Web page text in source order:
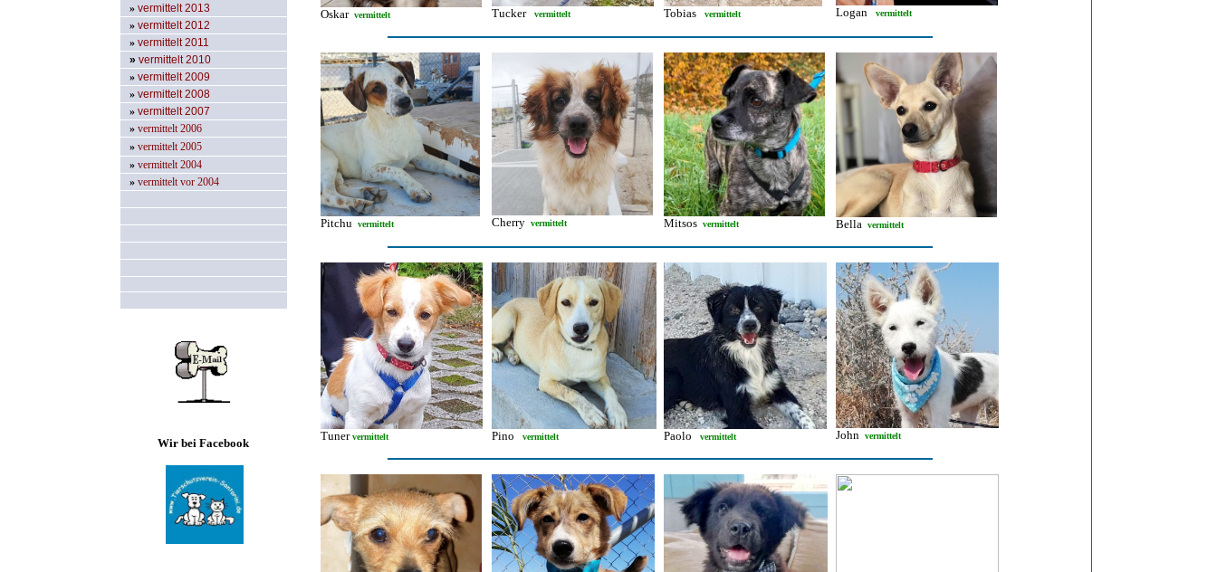
» vermittelt 2013
» vermittelt 2012
» vermittelt 2011
» vermittelt 2010
» vermittelt 2009
» vermittelt 2008
» vermittelt 2007
» vermittelt 2006
» vermittelt 2005
» vermittelt 2004
» vermittelt vor 2004
Wir bei Facebook
Oskar vermittelt Tucker vermittelt Tobias vermittelt Logan vermittelt
Pitchu vermittelt Cherry vermittelt Mitsos vermittelt Bella vermittelt
Tunervermittelt Pino vermittelt Paolo vermittelt John vermittelt